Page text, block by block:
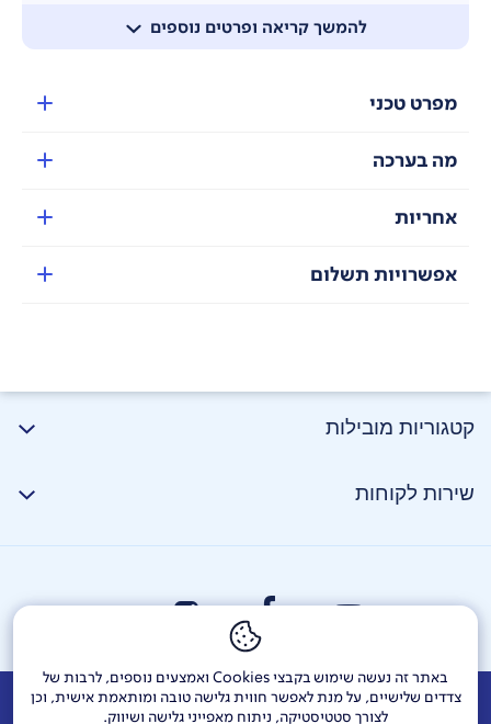
באתר זה נעשה שימוש בקבצי Cookies ואמצעים נוספים, לרבות של
צדדים שלישיים, על מנת לאפשר חווית גלישה טובה ומותאמת אישית, וכן
לצורך סטטיסטיקה, ניתוח מאפייני גלישה ושיווק.
להמשך קריאה ופרטים נוספים
Strong – מצב טורבו עם עוצמת קיטור מקסימלית
מפרט טכני
מה בערכה
אחריות
אפשרויות תשלום
קטגוריות מובילות
שירות לקוחות
אודות דרושים צור קשר Investor Relations הודעות חברה